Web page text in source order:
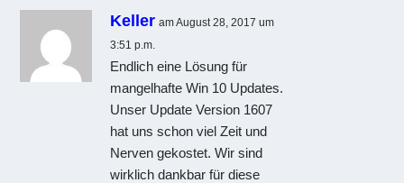
Keller am August 28, 2017 um
3:51 p.m.
Endlich eine Lösung für
mangelhafte Win 10 Updates.
Unser Update Version 1607
hat uns schon viel Zeit und
Nerven gekostet. Wir sind
wirklich dankbar für diese